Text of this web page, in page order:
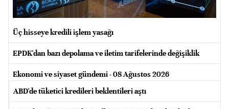
Üç hisseye kredili işlem yasağı
EPDK'dan bazı depolama ve iletim tarifelerinde değişiklik
Ekonomi ve siyaset gündemi - 08 Ağustos 2026
ABD'de tüketici kredileri beklentileri aştı